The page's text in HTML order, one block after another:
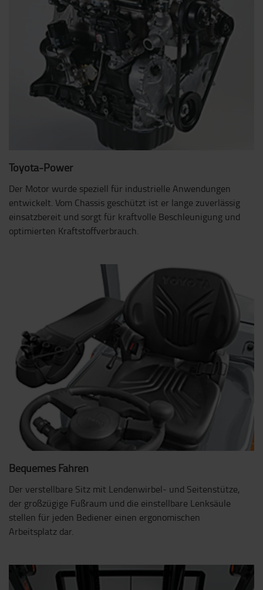
Toyota-Power
Der Motor wurde speziell für industrielle Anwendungen
entwickelt. Vom Chassis geschützt ist er lange zuverlässig
einsatzbereit und sorgt für kraftvolle Beschleunigung und
optimierten Kraftstoffverbrauch.
Bequemes Fahren
Der verstellbare Sitz mit Lendenwirbel- und Seitenstütze,
der großzügige Fußraum und die einstellbare Lenksäule
stellen für jeden Bediener einen ergonomischen
Arbeitsplatz dar.